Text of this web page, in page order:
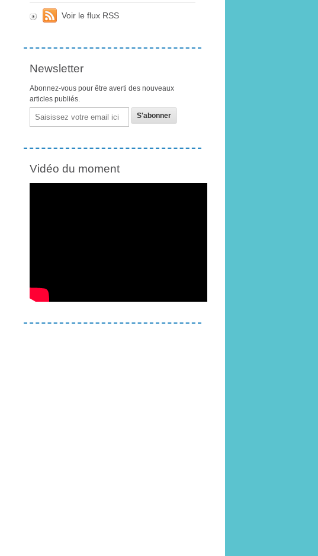
Voir le flux RSS
Newsletter
Abonnez-vous pour être averti des nouveaux
articles publiés.
Email
Vidéo du moment